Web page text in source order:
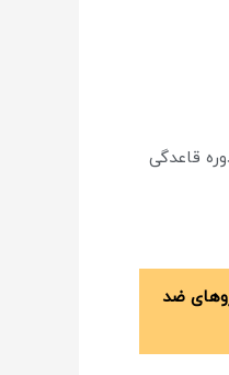
قاعدگی
ضد